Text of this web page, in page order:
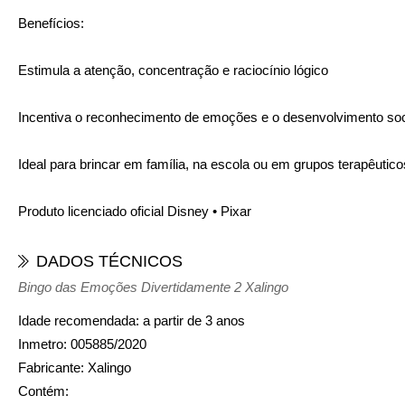
Benefícios:
Estimula a atenção, concentração e raciocínio lógico
Incentiva o reconhecimento de emoções e o desenvolvimento
Ideal para brincar em família, na escola ou em grupos
Produto licenciado oficial Disney • Pixar
DADOS TÉCNICOS
Bingo das Emoções Divertidamente 2 Xalingo
Idade recomendada: a partir de 3 anos
Inmetro: 005885/2020
Fabricante: Xalingo
Contém: